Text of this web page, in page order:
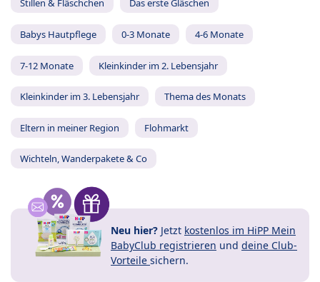
Stillen & Fläschchen Das erste Gläschen
Babys Hautpflege 0-3 Monate 4-6 Monate
7-12 Monate Kleinkinder im 2. Lebensjahr
Kleinkinder im 3. Lebensjahr Thema des Monats
Eltern in meiner Region Flohmarkt
Wichteln, Wanderpakete & Co
Neu hier? Jetzt kostenlos im HiPP Mein
BabyClub registrieren und deine Club-
Vorteile sichern.